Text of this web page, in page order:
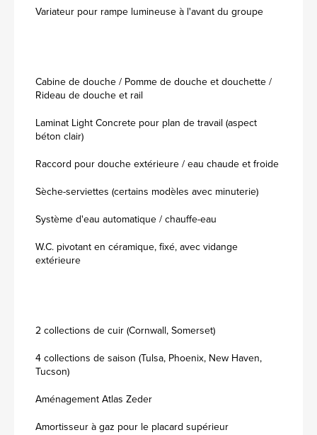
Variateur pour rampe lumineuse à l'avant du groupe
Cabine de douche / Pomme de douche et douchette /
Rideau de douche et rail
Laminat Light Concrete pour plan de travail (aspect
béton clair)
Raccord pour douche extérieure / eau chaude et froide
Sèche-serviettes (certains modèles avec minuterie)
Système d'eau automatique / chauffe-eau
W.C. pivotant en céramique, fixé, avec vidange
extérieure
2 collections de cuir (Cornwall, Somerset)
4 collections de saison (Tulsa, Phoenix, New Haven,
Tucson)
Aménagement Atlas Zeder
Amortisseur à gaz pour le placard supérieur